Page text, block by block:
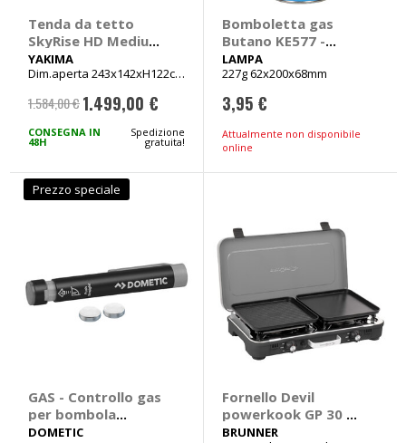
Tenda da tetto
SkyRise HD Medium
- YAKIMA
YAKIMA
Dim.aperta 243x142xH122cm
1.584,00 € Prezzo
speciale
1.499,00 €
CONSEGNA IN
48H
Spedizione
gratuita!
Bomboletta gas
Butano KE577 -
LAMPA
LAMPA
227g 62x200x68mm
3,95 €
Attualmente non disponibile
online
Prezzo speciale
GAS - Controllo gas
per bombola
GasChecker -
DOMETIC
Fornello Devil
powerkook GP 30 -
BRUNNER
BRUNNER